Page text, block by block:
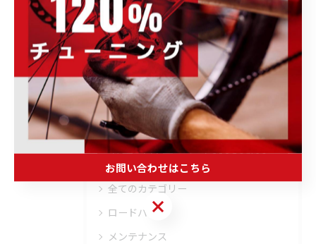
POWER-KIDS伊勢崎店で開催される各種イ
ベント、キャンペーンの情報をはじめ、お
すすめ商品の紹介や、様々なお知らせ事項
を発信します。ぜひ定期的にチェックして
下さい。
カテゴリー Categories
全てのカテゴリー
ロードバイク
メンテナンス
お問い合わせはこちら
お問い合わせはこちら